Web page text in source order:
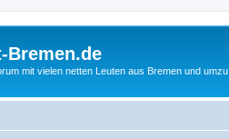
Bremen.de
mit vielen netten Leuten aus Bremen und umzu